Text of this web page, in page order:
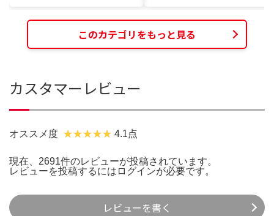
このカテゴリをもっと見る
カスタマーレビュー
オススメ度 4.1点
現在、2691件のレビューが投稿されています。
レビューを投稿するには ログインが必要です。
レビューを書く